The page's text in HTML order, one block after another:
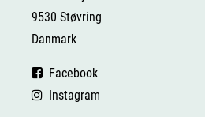
9530 Støvring
Danmark
Facebook
Instagram